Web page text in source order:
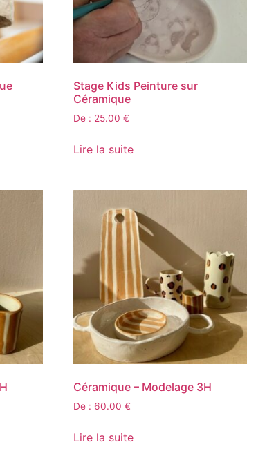
Stage Kids Peinture sur
Céramique
De : 25.00 €
Lire la suite
Céramique – Modelage 3H
De : 60.00 €
Lire la suite